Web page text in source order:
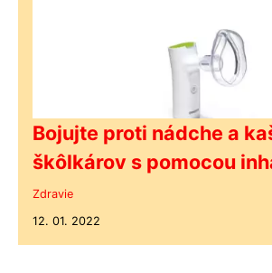
Bojujte proti nádche a
škôlkárov s pomocou
Zdravie
12. 01. 2022